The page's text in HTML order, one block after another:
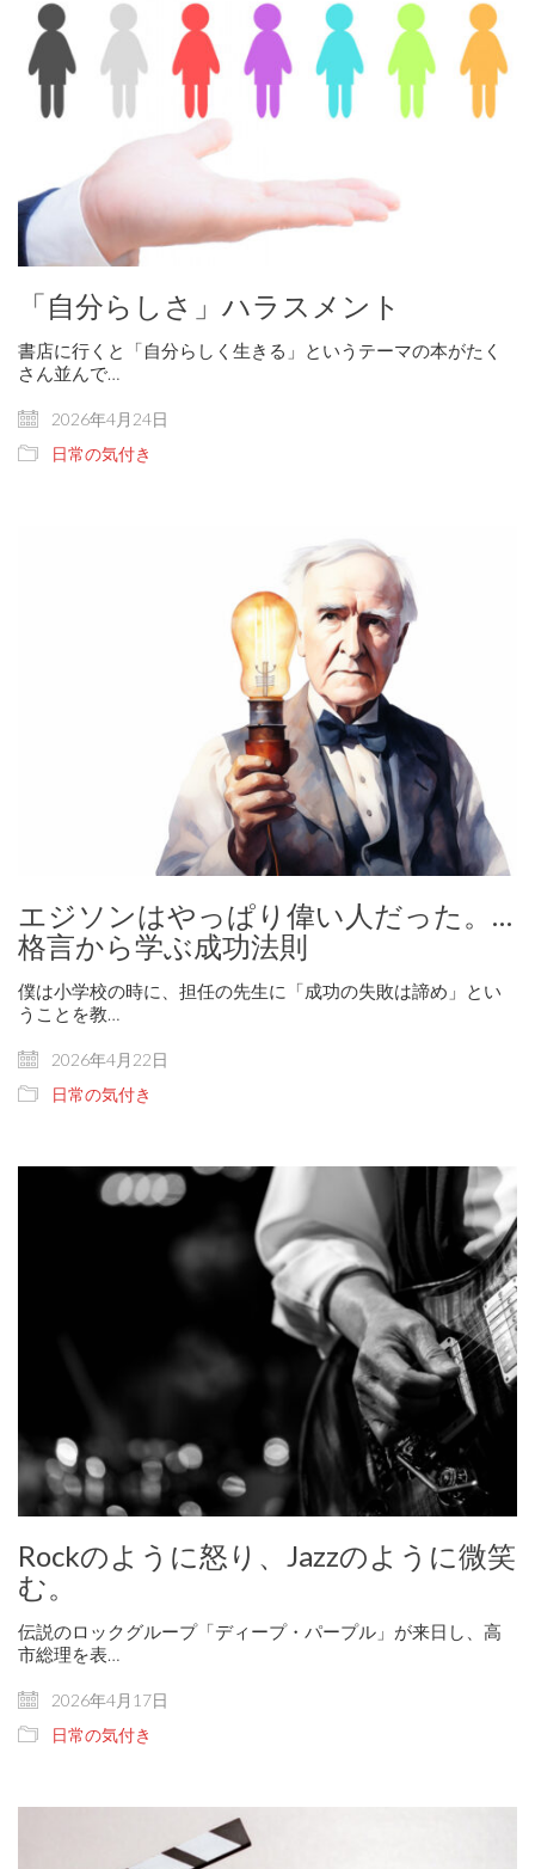
「自分らしさ」ハラスメント
書店に行くと「自分らしく生きる」というテーマの本がたく
さん並んで…
2026年4月24日
日常の気付き
エジソンはやっぱり偉い人だった。…
格言から学ぶ成功法則
僕は小学校の時に、担任の先生に「成功の失敗は諦め」とい
うことを教…
2026年4月22日
日常の気付き
Rockのように怒り、Jazzのように微笑
む。
伝説のロックグループ「ディープ・パープル」が来日し、高
市総理を表…
2026年4月17日
日常の気付き